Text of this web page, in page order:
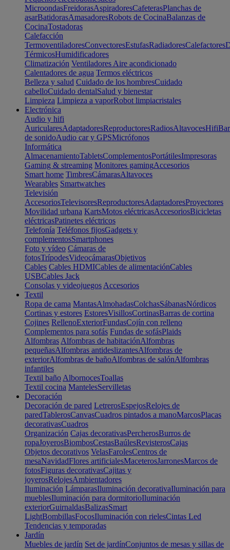
MicroondasFreidorasAspiradoresCafeterasPlanchas de
asarBatidorasAmasadoresRobots de CocinaBalanzas de
CocinaTostadoras
Calefacción
TermoventiladoresConvectoresEstufasRadiadoresCalefactores
TérmicosHumidificadores
Climatización Ventiladores Aire acondicionado
Calentadores de agua Termos eléctricos
Belleza y salud Cuidado de los hombresCuidado
cabelloCuidado dentalSalud y bienestar
Limpieza Limpieza a vaporRobot limpiacristales
Electrónica
Audio y hifi
AuricularesAdaptadoresReproductoresRadiosAltavocesHifi
de sonidoAudio car y GPSMicrófonos
Informática
AlmacenamientoTabletsComplementosPortátilesImpresoras
Gaming & streaming Monitores gamingAccesorios
Smart home TimbresCámarasAltavoces
Wearables Smartwatches
Televisión
AccesoriosTelevisoresReproductoresAdaptadoresProyectores
Movilidad urbana KartsMotos eléctricasAccesoriosBicicletas
eléctricasPatinetes eléctricos
Telefonía Teléfonos fijosGadgets y
complementosSmartphones
Foto y vídeo Cámaras de
fotosTrípodesVideocámarasObjetivos
Cables Cables HDMICables de alimentaciónCables
USBCables Jack
Consolas y videojuegos Accesorios
Textil
Ropa de cama MantasAlmohadasColchasSábanasNórdicos
Cortinas y estores EstoresVisillosCortinasBarras de cortina
Cojines RellenoExteriorFundasCojín con relleno
Complementos para sofás Fundas de sofásPlaids
Alfombras Alfombras de habitaciónAlfombras
pequeñasAlfombras antideslizantesAlfombras de
exteriorAlfombras de bañoAlfombras de salónAlfombras
infantiles
Textil baño AlbornocesToallas
Textil cocina MantelesServilletas
Decoración
Decoración de pared LetrerosEspejosRelojes de
paredTablerosCanvasCuadros pintados a manoMarcosPlacas
decorativasCuadros
Organización Cajas decorativasPercherosBurros de
ropaJoyerosBiombosCestasBaúlesRevisterosCajas
Objetos decorativos VelasFarolesCentros de
mesaNavidadFlores artificialesMaceterosJarronesMarcos de
fotosFiguras decorativasCajitas y
joyerosRelojesAmbientadores
Iluminación LámparasIluminación decorativaIluminación para
mueblesIluminación para dormitorioIluminación
exteriorGuirnaldasBalizasSmart
LightBombillasFocosIluminación con rielesCintas Led
Tendencias y temporadas
Jardín
Muebles de jardín Set de jardínConjuntos de mesas y sillas de